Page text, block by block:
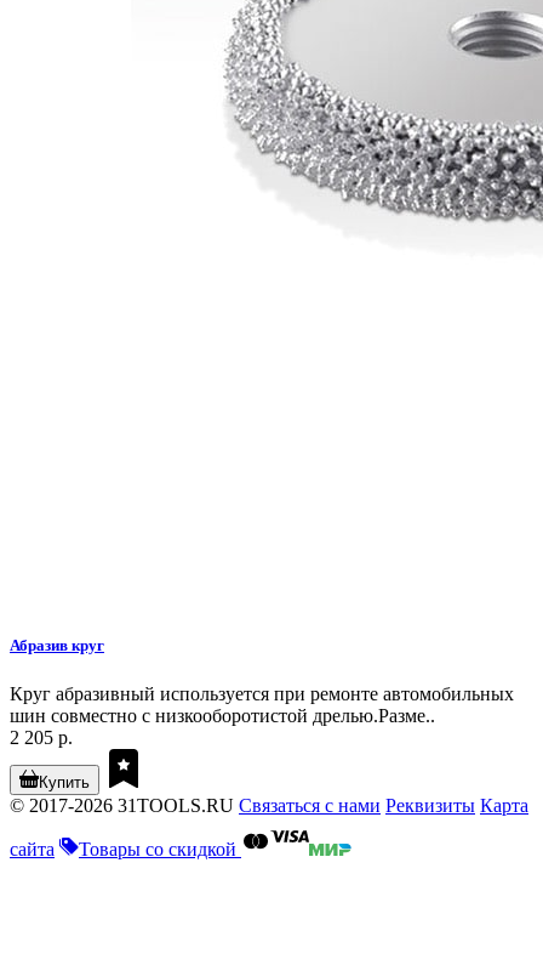
Абразив круг
Круг абразивный используется при ремонте автомобильных
шин совместно с низкооборотистой дрелью.Разме..
2 205 р.
Купить
© 2017-2026 31TOOLS.RU Связаться с нами Реквизиты Карта
сайта Товары со скидкой